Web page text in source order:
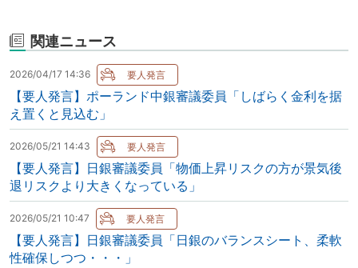
関連ニュース
2026/04/17 14:36
【要人発言】ポーランド中銀審議委員「しばらく金利を据
え置くと見込む」
2026/05/21 14:43
【要人発言】日銀審議委員「物価上昇リスクの方が景気後
退リスクより大きくなっている」
2026/05/21 10:47
【要人発言】日銀審議委員「日銀のバランスシート、柔軟
性確保しつつ・・・」